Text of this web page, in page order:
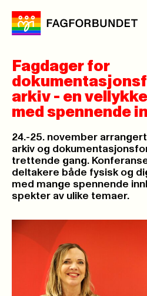
Fagdager for
arkiv - en
med spennende
24.-25. november
arkiv og
trettende gang.
deltakere både fysisk og
med mange spennende
spekter av ulike temaer.